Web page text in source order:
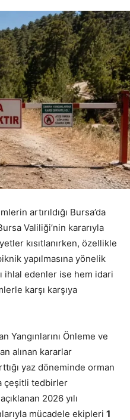
artırıldığı Bursa’da
Valiliği’nin kararıyla
kısıtlanırken, özellikle
yapılmasına yönelik
ihlal edenler ise hem idari
karşı karşıya
Yangınlarını Önleme ve
alınan kararlar
yaz döneminde orman
çeşitli tedbirler
2026 yılı
mücadele ekipleri 1